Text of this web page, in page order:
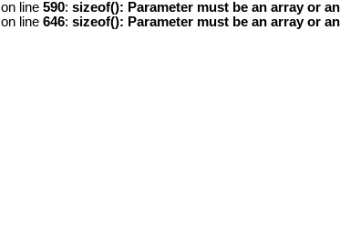
on line 590: sizeof(): Parameter must be an array or
on line 646: sizeof(): Parameter must be an array or